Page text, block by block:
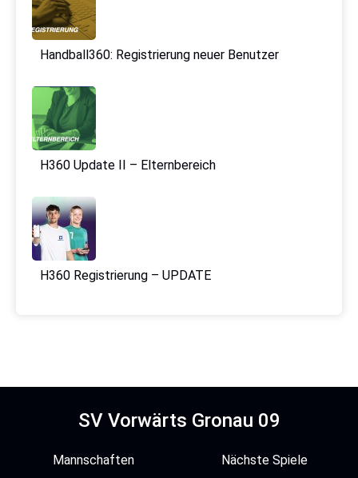
Handball360: Registrierung neuer Benutzer
H360 Update II – Elternbereich
H360 Registrierung – UPDATE
SV Vorwärts Gronau 09
Mannschaften Nächste Spiele